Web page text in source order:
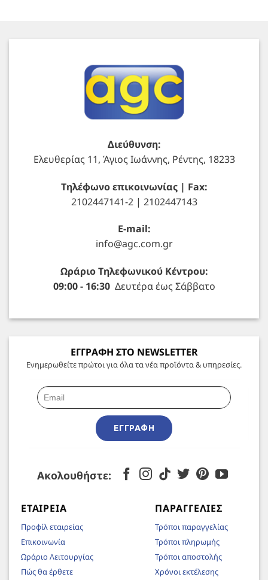
Διεύθυνση:
Ελευθερίας 11, Άγιος Ιωάννης, Ρέντης, 18233
Τηλέφωνο επικοινωνίας | Fax:
2102447141-2 | 2102447143
E-mail:
info@agc.com.gr
Ωράριο Τηλεφωνικού Κέντρου:
09:00 - 16:30Δευτέρα έως Σάββατο
ΕΓΓΡΑΦΗ ΣΤΟ NEWSLETTER
Ενημερωθείτε πρώτοι για όλα τα νέα προϊόντα & υπηρεσίες.
ΕΓΓΡΑΦΉ
Ακολουθήστε:
ΕΤΑΙΡΕΊΑ
Προφίλ εταιρείας
Επικοινωνία
Ωράριο Λειτουργίας
Πώς θα έρθετε
ΠΑΡΑΓΓΕΛΊΕΣ
Τρόποι παραγγελίας
Τρόποι πληρωμής
Τρόποι αποστολής
Χρόνοι εκτέλεσης